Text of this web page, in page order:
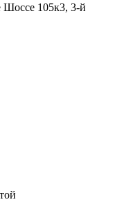
105к3, 3-й